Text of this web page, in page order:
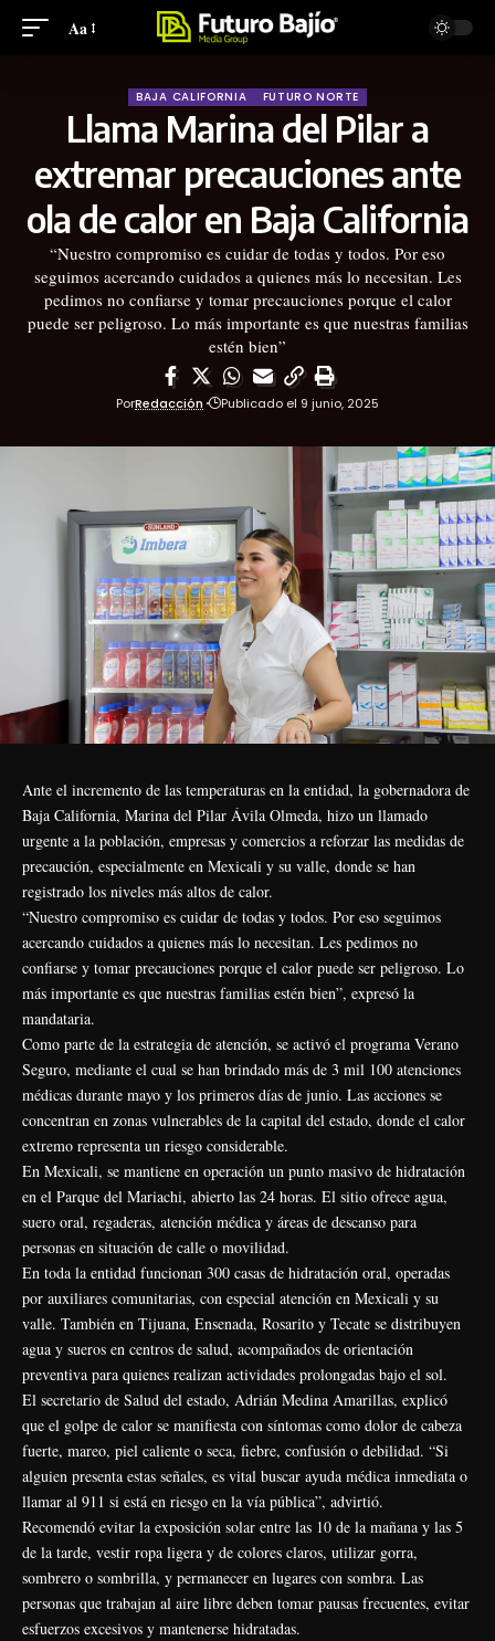
Aa
BAJA CALIFORNIA FUTURO NORTE
Llama Marina del Pilar a
extremar precauciones ante
ola de calor en Baja California
“Nuestro compromiso es cuidar de todas y todos. Por eso
seguimos acercando cuidados a quienes más lo necesitan. Les
pedimos no confiarse y tomar precauciones porque el calor
puede ser peligroso. Lo más importante es que nuestras familias
estén bien”
PorRedacción Publicado el 9 junio, 2025
Ante el incremento de las temperaturas en la entidad, la gobernadora de
Baja California, Marina del Pilar Ávila Olmeda, hizo un llamado
urgente a la población, empresas y comercios a reforzar las medidas de
precaución, especialmente en Mexicali y su valle, donde se han
registrado los niveles más altos de calor.
“Nuestro compromiso es cuidar de todas y todos. Por eso seguimos
acercando cuidados a quienes más lo necesitan. Les pedimos no
confiarse y tomar precauciones porque el calor puede ser peligroso. Lo
más importante es que nuestras familias estén bien”, expresó la
mandataria.
Como parte de la estrategia de atención, se activó el programa Verano
Seguro, mediante el cual se han brindado más de 3 mil 100 atenciones
médicas durante mayo y los primeros días de junio. Las acciones se
concentran en zonas vulnerables de la capital del estado, donde el calor
extremo representa un riesgo considerable.
En Mexicali, se mantiene en operación un punto masivo de hidratación
en el Parque del Mariachi, abierto las 24 horas. El sitio ofrece agua,
suero oral, regaderas, atención médica y áreas de descanso para
personas en situación de calle o movilidad.
En toda la entidad funcionan 300 casas de hidratación oral, operadas
por auxiliares comunitarias, con especial atención en Mexicali y su
valle. También en Tijuana, Ensenada, Rosarito y Tecate se distribuyen
agua y sueros en centros de salud, acompañados de orientación
preventiva para quienes realizan actividades prolongadas bajo el sol.
El secretario de Salud del estado, Adrián Medina Amarillas, explicó
que el golpe de calor se manifiesta con síntomas como dolor de cabeza
fuerte, mareo, piel caliente o seca, fiebre, confusión o debilidad. “Si
alguien presenta estas señales, es vital buscar ayuda médica inmediata o
llamar al 911 si está en riesgo en la vía pública”, advirtió.
Recomendó evitar la exposición solar entre las 10 de la mañana y las 5
de la tarde, vestir ropa ligera y de colores claros, utilizar gorra,
sombrero o sombrilla, y permanecer en lugares con sombra. Las
personas que trabajan al aire libre deben tomar pausas frecuentes, evitar
esfuerzos excesivos y mantenerse hidratadas.